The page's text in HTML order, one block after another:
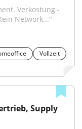
Verkostung -
Network..."
Vollzeit
Supply